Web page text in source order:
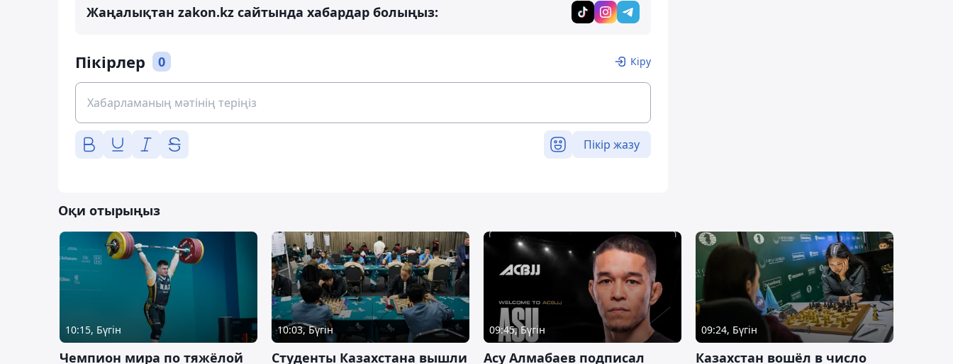
Жаңалықтан zakon.kz сайтында хабардар болыңыз:
Пікірлер 0 Кіру
Пікір жазу
Оқи отырыңыз
10:15, Бүгін
Чемпион мира по тяжёлой
10:03, Бүгін
Студенты Казахстана вышли
09:45, Бүгін
Асу Алмабаев подписал
09:24, Бүгін
Казахстан вошёл в число